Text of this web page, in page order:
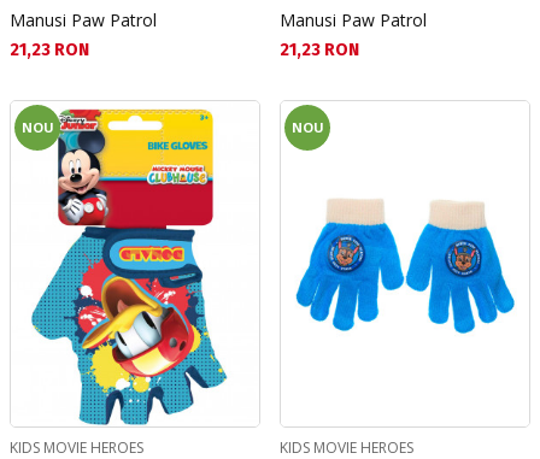
Manusi Paw Patrol
Текуща цена:
21,23 RON
Manusi Paw Patrol
Текуща цена:
21,23 RON
NOU
KIDS MOVIE HEROES
NOU
KIDS MOVIE HEROES